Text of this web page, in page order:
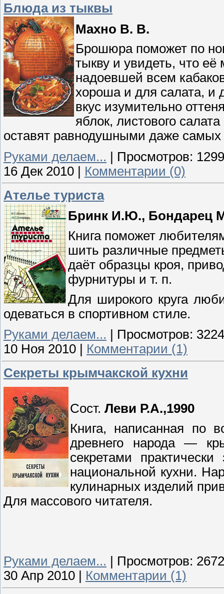
Блюда из тыквы
Махно В. В.
Брошюра поможет по
тыкву и увидеть, что её
надоевшей всем
хороша и для салата, и
вкус изумительно
яблок, листового
оставят равнодушными даже самых
Руками делаем...
Просмотров: 1299
16 Дек 2010
Комментарии (0)
Ателье туриста
Бринк И.Ю., Бондарец
Книга поможет
шить различные
даёт образцы кроя,
фурнитуры и т. п.
Для широкого круга
одеваться в спортивном стиле.
Руками делаем...
Просмотров: 3224
10 Ноя 2010
Комментарии (1)
Секреты крымчакской кухни
Сост. Леви Р.А.,1990
Книга, написанная по
древнего народа —
секретами
национальной кухни.
кулинарных изделий
Для массового читателя.
Руками делаем... Просмотров: 2672
30 Апр 2010
Комментарии (1)